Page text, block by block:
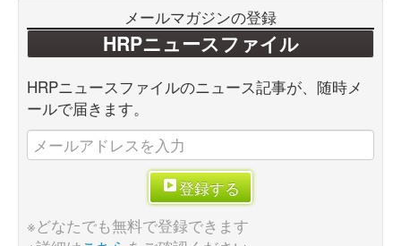
メールマガジンの登録
HRPニュースファイル
HRPニュースファイルのニュース記事が、随時メ
ールで届きます。
登録する
※どなたでも無料で登録できます